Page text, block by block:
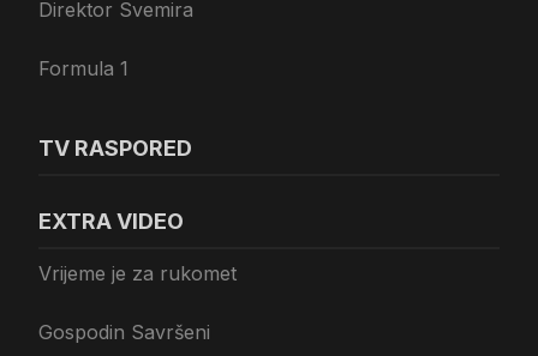
Direktor Svemira
Formula 1
TV RASPORED
EXTRA VIDEO
Vrijeme je za rukomet
Gospodin Savršeni